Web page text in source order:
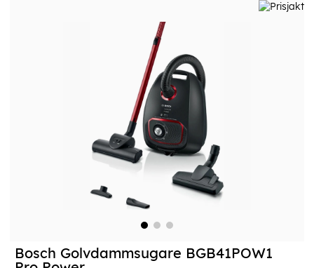
Bosch Golvdammsugare BGB41POW1